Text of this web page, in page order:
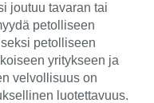
joutuu tavaran tai
petolliseen
petolliseen
yritykseen ja
velvollisuus on
luotettavuus.